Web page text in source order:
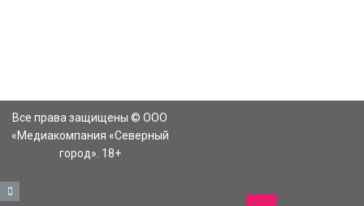
Все права защищены © ООО
«Медиакомпания «Северный
город». 18+